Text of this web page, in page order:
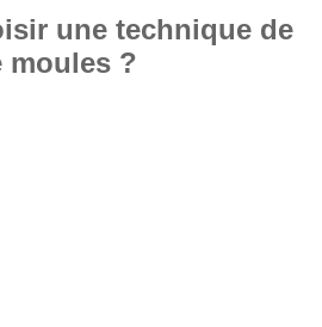
une technique de
moules ?